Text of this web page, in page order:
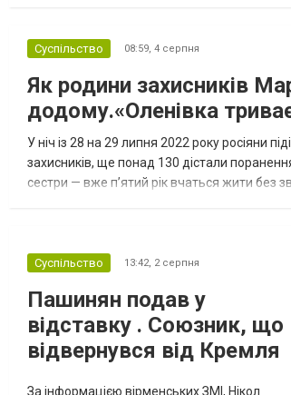
Суспільство 08:59, 4 серпня
Як родини захисників
додому.«Оленівка
У ніч із 28 на 29 липня 2022 року росіяни
захисників, ще понад 130 дістали
сестри — вже п’ятий рік вчаться жити без
Суспільство 13:42, 2 серпня
Пашинян подав у
відставку . Союзник, що
відвернувся від Кремля
За інформацією вірменських ЗМІ, Нікол